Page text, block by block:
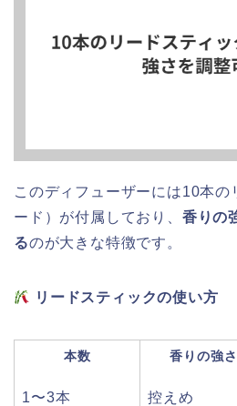
このディフューザーには10本の
ード）が付属しており、 香りの
るのが大きな特徴です。
リードスティックの使い方
本数 香りの強さ
1〜3本 控えめ